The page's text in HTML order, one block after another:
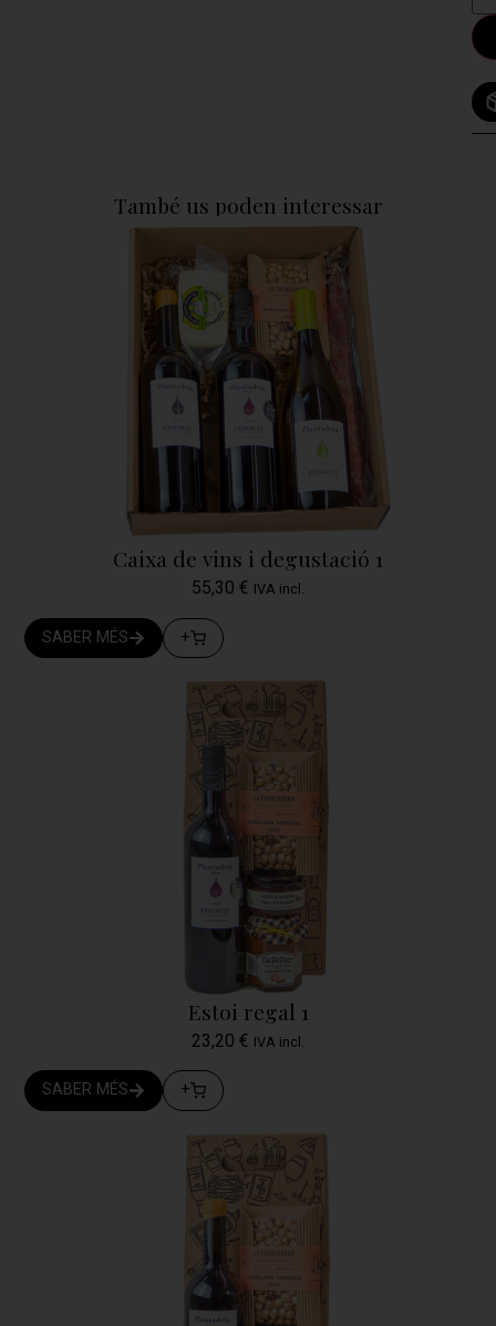
També us poden interessar
Caixa de vins i degustació 1
55,30 € IVA incl.
SABER MÉS +
Estoi regal 1
23,20 € IVA incl.
SABER MÉS +